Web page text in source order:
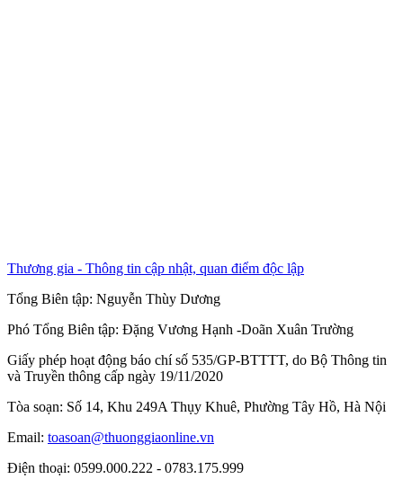
Thương gia - Thông tin cập nhật, quan điểm độc lập
Tổng Biên tập: Nguyễn Thùy Dương
Phó Tổng Biên tập: Đặng Vương Hạnh -Doãn Xuân Trường
Giấy phép hoạt động báo chí số 535/GP-BTTTT, do Bộ Thông tin
và Truyền thông cấp ngày 19/11/2020
Tòa soạn: Số 14, Khu 249A Thụy Khuê, Phường Tây Hồ, Hà Nội
Email: toasoan@thuonggiaonline.vn
Điện thoại: 0599.000.222 - 0783.175.999